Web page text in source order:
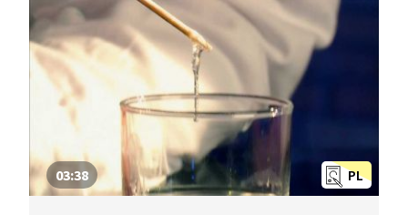
PL
03:38